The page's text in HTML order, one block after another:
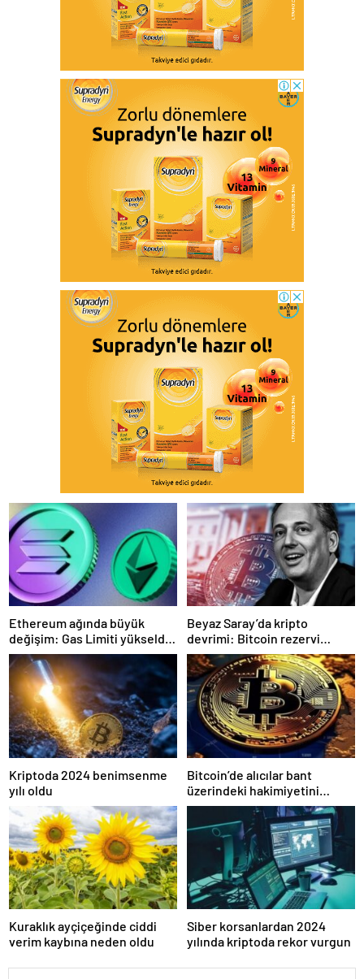
Ethereum ağında büyük
değişim: Gas Limiti yükseldi,
işlem ücretleri düşebilir mi?
Beyaz Saray’da kripto
devrimi: Bitcoin rezervi
gerçek olabilir mi?
Kriptoda 2024 benimsenme
yılı oldu
Bitcoin’de alıcılar bant
üzerindeki hakimiyetini
kaybetti
Kuraklık ayçiçeğinde ciddi
verim kaybına neden oldu
Siber korsanlardan 2024
yılında kriptoda rekor vurgun